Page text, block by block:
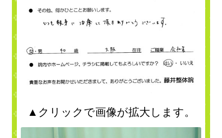
▲クリックで画像が拡大します。